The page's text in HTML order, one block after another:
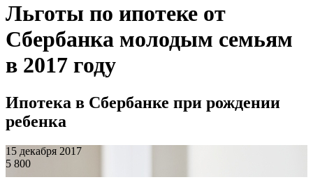
Льготы по ипотеке от
Сбербанка молодым семьям
в 2017 году
Ипотека в Сбербанке при рождении
ребенка
15 декабря 2017
5 800